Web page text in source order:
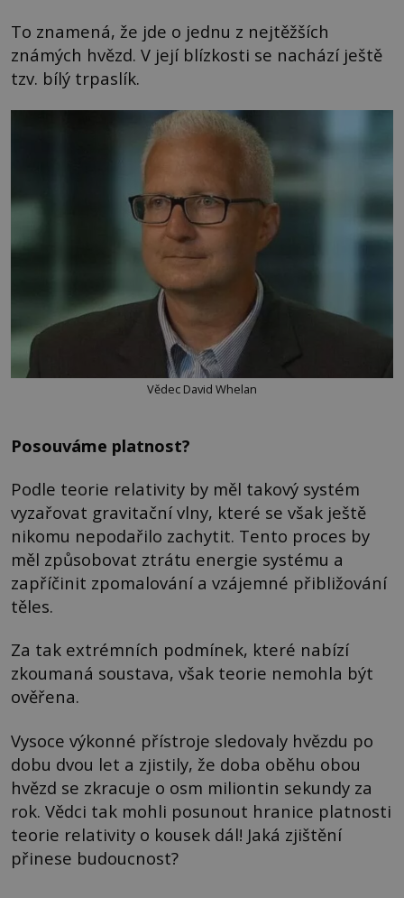
To znamená, že jde o jednu z nejtěžších
známých hvězd. V její blízkosti se nachází ještě
tzv. bílý trpaslík.
Vědec David Whelan
Posouváme platnost?
Podle teorie relativity by měl takový systém
vyzařovat gravitační vlny, které se však ještě
nikomu nepodařilo zachytit. Tento proces by
měl způsobovat ztrátu energie systému a
zapříčinit zpomalování a vzájemné přibližování
těles.
Za tak extrémních podmínek, které nabízí
zkoumaná soustava, však teorie nemohla být
ověřena.
Vysoce výkonné přístroje sledovaly hvězdu po
dobu dvou let a zjistily, že doba oběhu obou
hvězd se zkracuje o osm miliontin sekundy za
rok. Vědci tak mohli posunout hranice platnosti
teorie relativity o kousek dál! Jaká zjištění
přinese budoucnost?